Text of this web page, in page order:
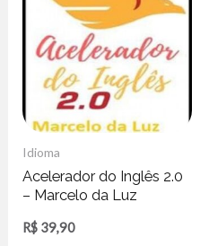
Idioma
Acelerador do Inglês 2.0
– Marcelo da Luz
R$ 39,90